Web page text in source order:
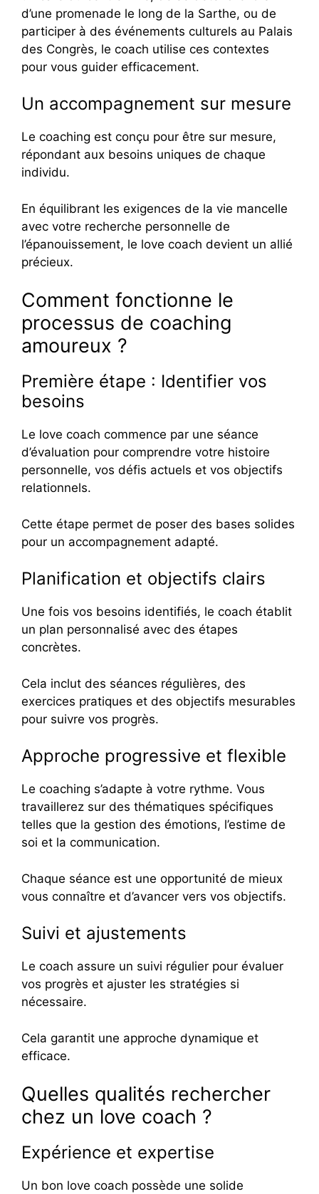
d’une promenade le long de la Sarthe, ou de
participer à des événements culturels au Palais
des Congrès, le coach utilise ces contextes
pour vous guider efficacement.
Un accompagnement sur mesure
Le coaching est conçu pour être sur mesure,
répondant aux besoins uniques de chaque
individu.
En équilibrant les exigences de la vie mancelle
avec votre recherche personnelle de
l’épanouissement, le love coach devient un allié
précieux.
Comment fonctionne le
processus de coaching
amoureux ?
Première étape : Identifier vos
besoins
Le love coach commence par une séance
d’évaluation pour comprendre votre histoire
personnelle, vos défis actuels et vos objectifs
relationnels.
Cette étape permet de poser des bases solides
pour un accompagnement adapté.
Planification et objectifs clairs
Une fois vos besoins identifiés, le coach établit
un plan personnalisé avec des étapes
concrètes.
Cela inclut des séances régulières, des
exercices pratiques et des objectifs mesurables
pour suivre vos progrès.
Approche progressive et flexible
Le coaching s’adapte à votre rythme. Vous
travaillerez sur des thématiques spécifiques
telles que la gestion des émotions, l’estime de
soi et la communication.
Chaque séance est une opportunité de mieux
vous connaître et d’avancer vers vos objectifs.
Suivi et ajustements
Le coach assure un suivi régulier pour évaluer
vos progrès et ajuster les stratégies si
nécessaire.
Cela garantit une approche dynamique et
efficace.
Quelles qualités rechercher
chez un love coach ?
Expérience et expertise
Un bon love coach possède une solide